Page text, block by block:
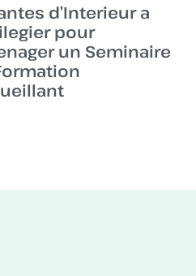
d’Interieur a
pour
un Seminaire